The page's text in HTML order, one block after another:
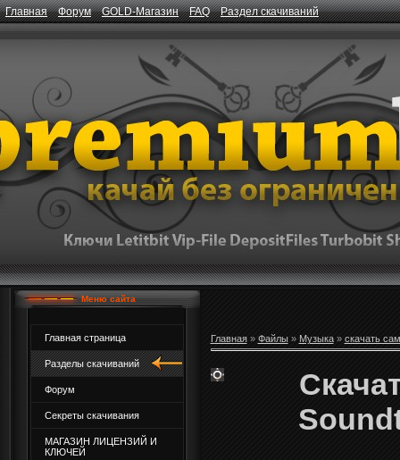
Главная Форум GOLD-Магазин FAQ Раздел скачиваний
Меню сайта
Главная страница
Разделы скачиваний
Форум
Секреты скачивания
МАГАЗИН ЛИЦЕНЗИЙ И
КЛЮЧЕЙ
Главная» Файлы» Музыка» скачать